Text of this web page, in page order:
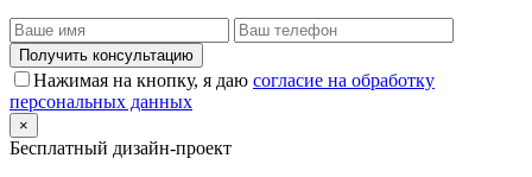
Получить консультацию
Нажимая на кнопку, я даю согласие на обработку
персональных данных
×
Бесплатный дизайн-проект